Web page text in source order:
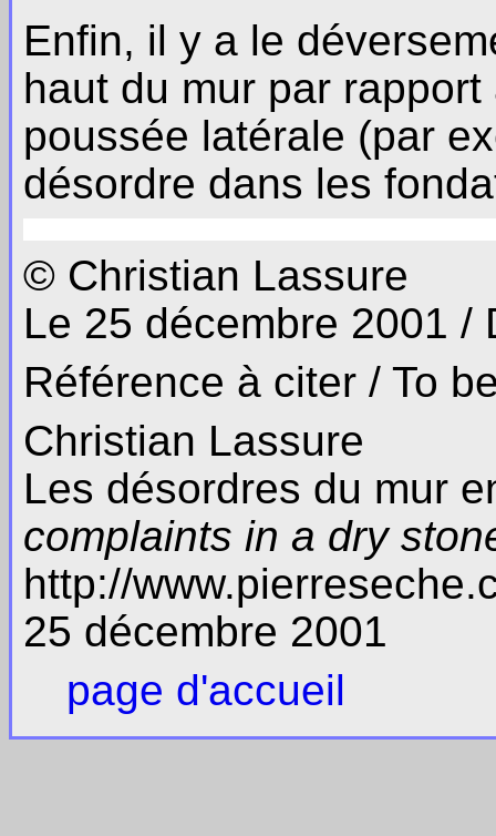
Enfin, il y a le
haut du mur par
poussée latérale (par
désordre dans les
© Christian Lassure
Le 25 décembre 2001 /
Référence à citer / To
Christian Lassure
Les désordres du mur
complaints in a dry
http://
25 décembre 2001
page d'accueil